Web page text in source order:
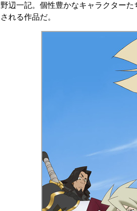
野辺一記。個性豊かなキャラクター
される作品だ。